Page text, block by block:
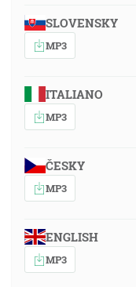
SLOVENSKY
MP3
ITALIANO
MP3
ČESKY
MP3
ENGLISH
MP3